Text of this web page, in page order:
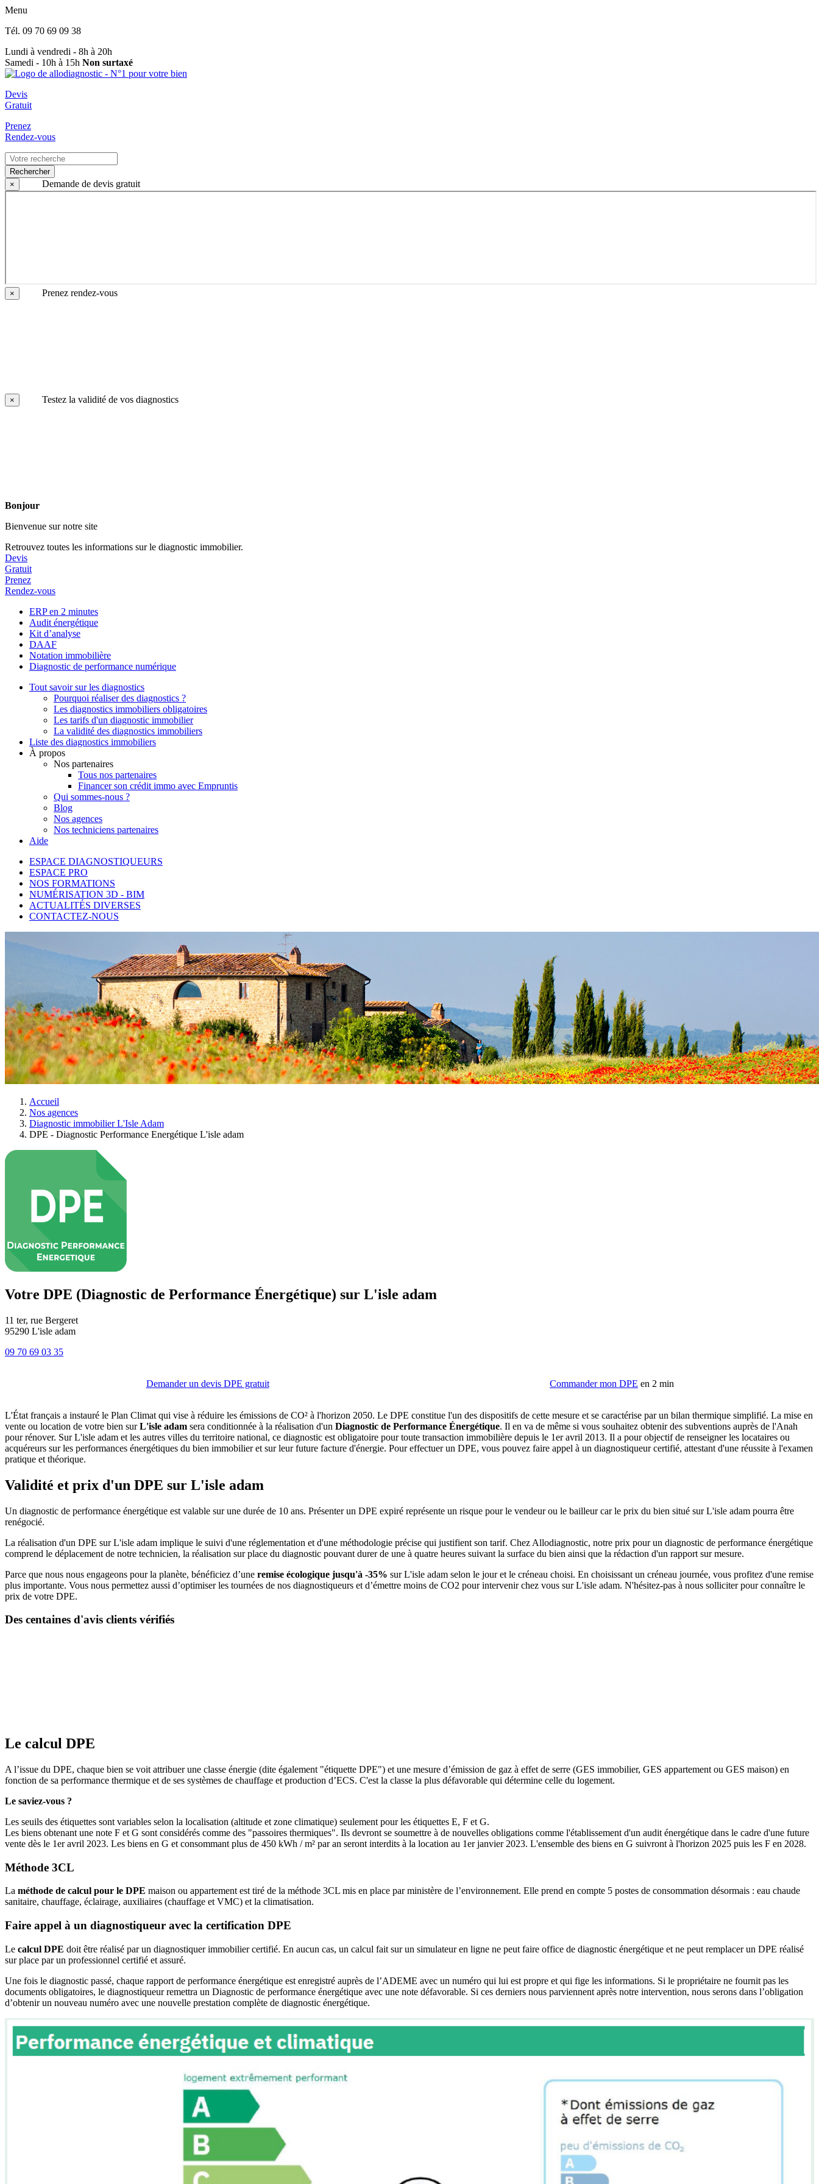
Menu
Tél. 09 70 69 09 38
Lundi à vendredi - 8h à 20h
Samedi - 10h à 15h Non surtaxé
Devis
Gratuit
Prenez
Rendez-vous
Rechercher
×
Demande de devis gratuit
× Prenez rendez-vous
× Testez la validité de vos diagnostics
Bonjour
Bienvenue sur notre site
Retrouvez toutes les informations sur le diagnostic immobilier.
Devis
Gratuit
Prenez
Rendez-vous
ERP en 2 minutes
Audit énergétique
Kit d’analyse
DAAF
Notation immobilière
Diagnostic de performance numérique
Tout savoir sur les diagnostics
Pourquoi réaliser des diagnostics ?
Les diagnostics immobiliers obligatoires
Les tarifs d'un diagnostic immobilier
La validité des diagnostics immobiliers
Liste des diagnostics immobiliers
À propos
Nos partenaires
Tous nos partenaires
Financer son crédit immo avec Empruntis
Qui sommes-nous ?
Blog
Nos agences
Nos techniciens partenaires
Aide
ESPACE DIAGNOSTIQUEURS
ESPACE PRO
NOS FORMATIONS
NUMÉRISATION 3D - BIM
ACTUALITÉS DIVERSES
CONTACTEZ-NOUS
Accueil
Nos agences
Diagnostic immobilier L'Isle Adam
DPE - Diagnostic Performance Energétique L'isle adam
Votre DPE (Diagnostic de Performance Énergétique) sur L'isle adam
11 ter, rue Bergeret
95290 L'isle adam
09 70 69 03 35
Demander un devis DPE gratuit Commander mon DPE en 2 min
L'État français a instauré le Plan Climat qui vise à réduire les émissions de CO² à l'horizon 2050. Le DPE constitue l'un des dispositifs de cette mesure et se caractérise par un bilan thermique simplifié. La mise en
vente ou location de votre bien surL'isle adam sera conditionnée à la réalisation d'un Diagnostic de Performance Énergétique. Il en va de même si vous souhaitez obtenir des subventions auprès de l'Anah
pour rénover. Sur L'isle adam et les autres villes du territoire national, ce diagnostic est obligatoire pour toute transaction immobilière depuis le 1er avril 2013. Il a pour objectif de renseigner les locataires ou
acquéreurs sur les performances énergétiques du bien immobilier et sur leur future facture d'énergie. Pour effectuer un DPE, vous pouvez faire appel à un diagnostiqueur certifié, attestant d'une réussite à l'examen
pratique et théorique.
Validité et prix d'un DPE sur L'isle adam
Un diagnostic de performance énergétique est valable sur une durée de 10 ans. Présenter un DPE expiré représente un risque pour le vendeur ou le bailleur car le prix du bien situé sur L'isle adam pourra être
renégocié.
La réalisation d'un DPE sur L'isle adam implique le suivi d'une réglementation et d'une méthodologie précise qui justifient son tarif. Chez Allodiagnostic, notre prix pour un diagnostic de performance énergétique
comprend le déplacement de notre technicien, la réalisation sur place du diagnostic pouvant durer de une à quatre heures suivant la surface du bien ainsi que la rédaction d'un rapport sur mesure.
Parce que nous nous engageons pour la planète, bénéficiez d’une remise écologique jusqu'à -35% sur L'isle adam selon le jour et le créneau choisi. En choisissant un créneau journée, vous profitez d'une remise
plus importante. Vous nous permettez aussi d’optimiser les tournées de nos diagnostiqueurs et d’émettre moins de CO2 pour intervenir chez vous sur L'isle adam. N'hésitez-pas à nous solliciter pour connaître le
prix de votre DPE.
Des centaines d'avis clients vérifiés
Le calcul DPE
A l’issue du DPE, chaque bien se voit attribuer une classe énergie (dite également "étiquette DPE") et une mesure d’émission de gaz à effet de serre (GES immobilier, GES appartement ou GES maison) en
fonction de sa performance thermique et de ses systèmes de chauffage et production d’ECS. C'est la classe la plus défavorable qui détermine celle du logement.
Le saviez-vous ?
Les seuils des étiquettes sont variables selon la localisation (altitude et zone climatique) seulement pour les étiquettes E, F et G.
Les biens obtenant une note F et G sont considérés comme des "passoires thermiques". Ils devront se soumettre à de nouvelles obligations comme l'établissement d'un audit énergétique dans le cadre d'une future
vente dès le 1er avril 2023. Les biens en G et consommant plus de 450 kWh / m² par an seront interdits à la location au 1er janvier 2023. L'ensemble des biens en G suivront à l'horizon 2025 puis les F en 2028.
Méthode 3CL
La méthode de calcul pour le DPE maison ou appartement est tiré de la méthode 3CL mis en place par ministère de l’environnement. Elle prend en compte 5 postes de consommation désormais : eau chaude
sanitaire, chauffage, éclairage, auxiliaires (chauffage et VMC) et la climatisation.
Faire appel à un diagnostiqueur avec la certification DPE
Le calcul DPE doit être réalisé par un diagnostiquer immobilier certifié. En aucun cas, un calcul fait sur un simulateur en ligne ne peut faire office de diagnostic énergétique et ne peut remplacer un DPE réalisé
sur place par un professionnel certifié et assuré.
Une fois le diagnostic passé, chaque rapport de performance énergétique est enregistré auprès de l’ADEME avec un numéro qui lui est propre et qui fige les informations. Si le propriétaire ne fournit pas les
documents obligatoires, le diagnostiqueur remettra un Diagnostic de performance énergétique avec une note défavorable. Si ces derniers nous parviennent après notre intervention, nous serons dans l’obligation
d’obtenir un nouveau numéro avec une nouvelle prestation complète de diagnostic énergétique.